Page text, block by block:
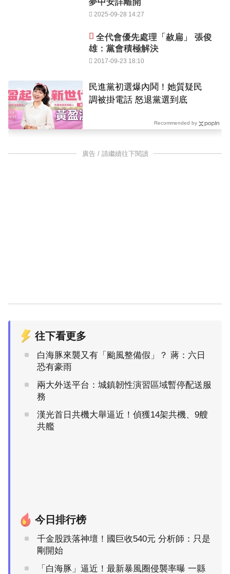
2025-09-28 14:27
全代會優先處理「赦扁」 張俊
雄：黨會積極解決
2017-09-23 18:10
民進黨初選爆內鬨！她質疑民
調被掛電話 怒退黨選到底
Recommended by
廣告 / 請繼續往下閱讀
往下看更多
白海豚來襲又有「颱風整備假」？ 蔣：六日
恐有豪雨
兩大外送平台：城鎮韌性演習區域暫停配送服
務
漢光首日共機大舉逼近！偵獲14架共機、9艘
共艦
今日排行榜
千金股跌落神壇！國巨收540元 分析師：只是
剛開始
「白海豚」逼近！最新暴風圈侵襲率曝 一縣